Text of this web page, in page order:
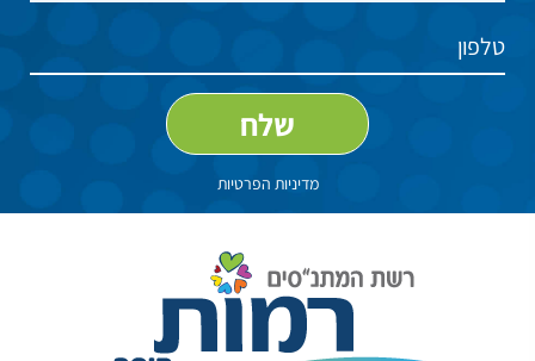
מדיניות הפרטיות